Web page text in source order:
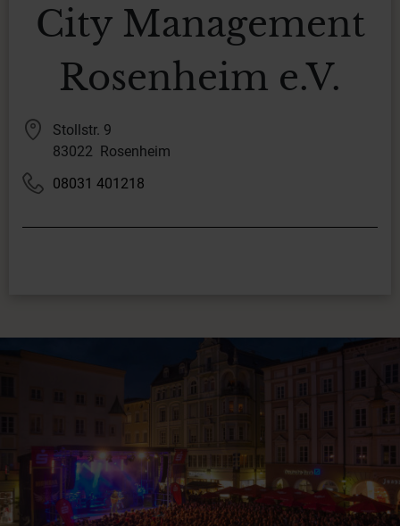
City Management
Rosenheim e.V.
Stollstr. 9
83022 Rosenheim
08031 401218